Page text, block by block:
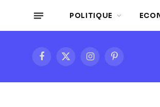
POLITIQUE
Facebook
X
InstagramPinterest